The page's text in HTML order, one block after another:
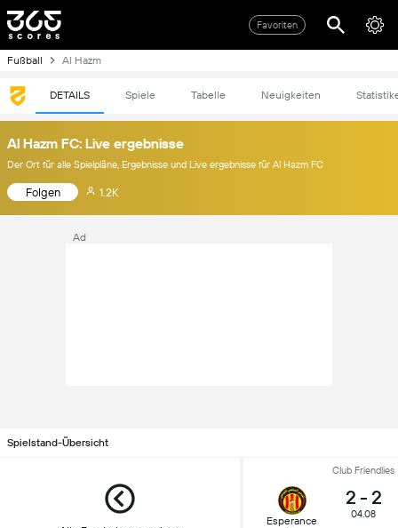
Favoriten
Fußball Al Hazm
DETAILS Spiele Tabelle Neuigkeiten
Al Hazm FC: Live ergebnisse
Der Ort für alle Spielpläne, Ergebnisse und Live ergebnisse für Al Hazm FC
Folgen 1.2K
Ad
Spielstand-Übersicht
Club Friendlies
Esperance
2 - 2
04.08